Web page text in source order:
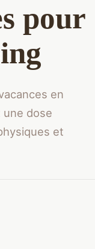
pour
en
dose
et